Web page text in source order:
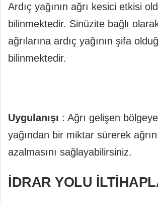
Ardıç yağının ağrı kesici etkisi
bilinmektedir. Sinüzite bağlı
ağrılarına ardıç yağının şifa
bilinmektedir.
Uygulanışı : Ağrı gelişen
yağından bir miktar sürerek
azalmasını sağlayabilirsiniz.
İDRAR YOLU